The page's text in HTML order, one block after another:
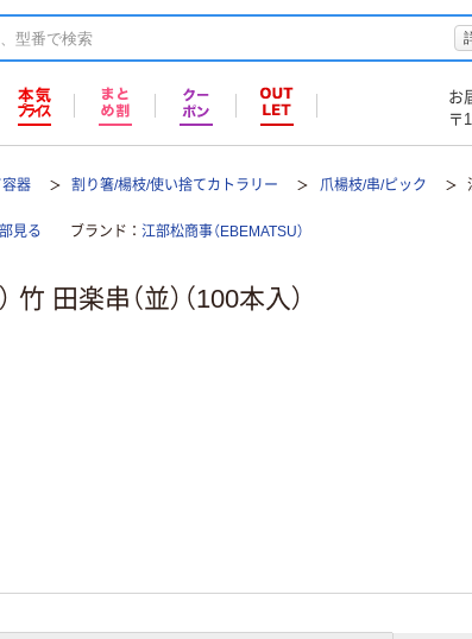
お
〒
器 割り箸/楊枝/使い捨てカトラリー 爪楊枝/串/ピック
見る ブランド 江部松商事（EBEMATSU）
田楽串（並）（100本入）